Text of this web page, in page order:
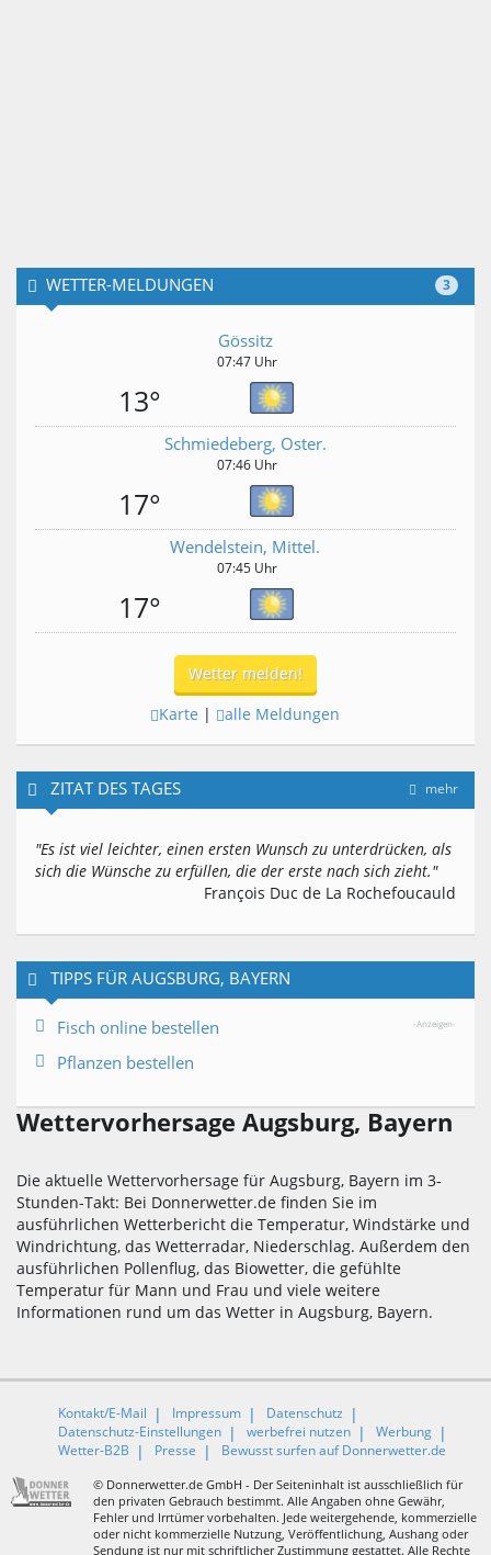
3
WETTER-MELDUNGEN
Gössitz
07:47 Uhr
13°
Schmiedeberg, Oster.
07:46 Uhr
17°
Wendelstein, Mittel.
07:45 Uhr
17°
Wetter melden!
Karte | alle Meldungen
mehr
ZITAT DES TAGES
"Es ist viel leichter, einen ersten Wunsch zu unterdrücken, als
sich die Wünsche zu erfüllen, die der erste nach sich zieht."
François Duc de La Rochefoucauld
TIPPS FÜR AUGSBURG, BAYERN
-Anzeigen-
Fisch online bestellen
Pflanzen bestellen
Wettervorhersage Augsburg, Bayern
Die aktuelle Wettervorhersage für Augsburg, Bayern im 3-
Stunden-Takt: Bei Donnerwetter.de finden Sie im
ausführlichen Wetterbericht die Temperatur, Windstärke und
Windrichtung, das Wetterradar, Niederschlag. Außerdem den
ausführlichen Pollenflug, das Biowetter, die gefühlte
Temperatur für Mann und Frau und viele weitere
Informationen rund um das Wetter in Augsburg, Bayern.
Kontakt/E-Mail Impressum
Datenschutz
Datenschutz-Einstellungen
werbefrei nutzen
Werbung
Wetter-B2B
Presse Bewusst surfen auf Donnerwetter.de
© Donnerwetter.de GmbH - Der Seiteninhalt ist ausschließlich für
den privaten Gebrauch bestimmt. Alle Angaben ohne Gewähr,
Fehler und Irrtümer vorbehalten. Jede weitergehende, kommerzielle
oder nicht kommerzielle Nutzung, Veröffentlichung, Aushang oder
Sendung ist nur mit schriftlicher Zustimmung gestattet. Alle Rechte